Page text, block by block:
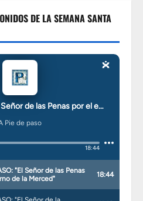
DE LA SEMANA SANTA